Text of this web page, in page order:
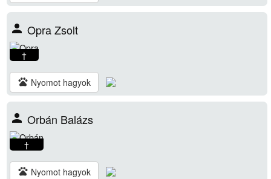
person Opra Zsolt
†
pets Nyomot hagyok
person Orbán Balázs
†
pets Nyomot hagyok